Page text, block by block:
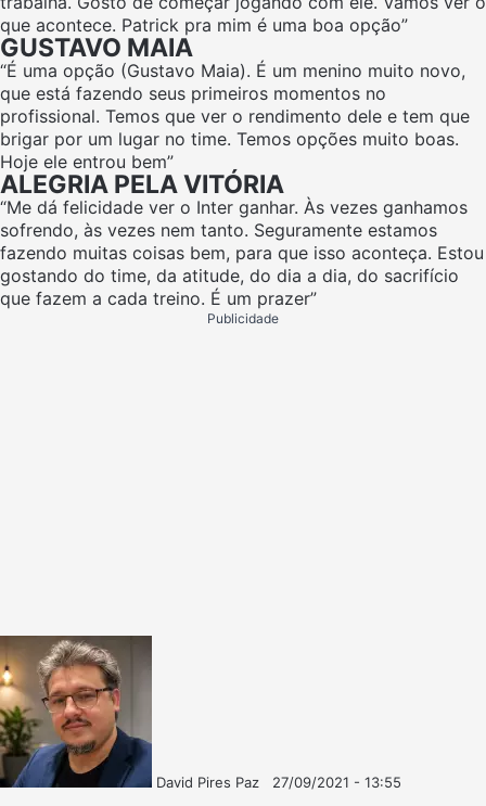
que acontece. Patrick pra mim é uma boa opção”
GUSTAVO MAIA
“É uma opção (Gustavo Maia). É um menino muito novo,
que está fazendo seus primeiros momentos no
profissional. Temos que ver o rendimento dele e tem que
brigar por um lugar no time. Temos opções muito boas.
Hoje ele entrou bem”
ALEGRIA PELA VITÓRIA
“Me dá felicidade ver o Inter ganhar. Às vezes ganhamos
sofrendo, às vezes nem tanto. Seguramente estamos
fazendo muitas coisas bem, para que isso aconteça. Estou
gostando do time, da atitude, do dia a dia, do sacrifício
que fazem a cada treino. É um prazer”
Publicidade
David Pires Paz
27/09/2021 - 13:55